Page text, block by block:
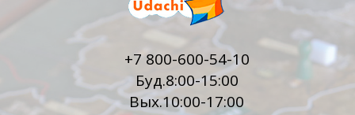
+7 800-600-54-10
Буд.8:00-15:00
Вых.10:00-17:00